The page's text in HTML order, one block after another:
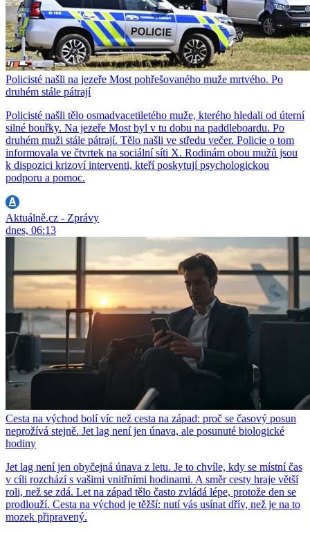
Policisté našli na jezeře Most pohřešovaného muže mrtvého. Po
druhém stále pátrají
Policisté našli tělo osmadvacetiletého muže, kterého hledali od úterní
silné bouřky. Na jezeře Most byl v tu dobu na paddleboardu. Po
druhém muži stále pátrají. Tělo našli ve středu večer. Policie o tom
informovala ve čtvrtek na sociální síti X. Rodinám obou mužů jsou
k dispozici krizoví interventi, kteří poskytují psychologickou
podporu a pomoc.
Aktuálně.cz - Zprávy
dnes, 06:13
Cesta na východ bolí víc než cesta na západ: proč se časový posun
neprožívá stejně. Jet lag není jen únava, ale posunuté biologické
hodiny
Jet lag není jen obyčejná únava z letu. Je to chvíle, kdy se místní čas
v cíli rozchází s vašimi vnitřními hodinami. A směr cesty hraje větší
roli, než se zdá. Let na západ tělo často zvládá lépe, protože den se
prodlouží. Cesta na východ je těžší: nutí vás usínat dřív, než je na to
mozek připravený.